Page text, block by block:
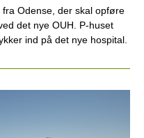
fra Odense, der skal opføre
det nye OUH. P-huset
ind på det nye hospital.